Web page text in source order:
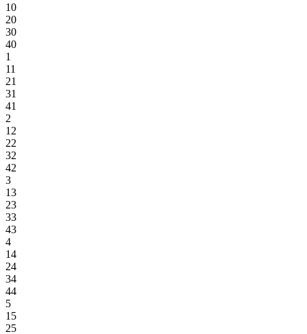
10
20
30
40
1
11
21
31
41
2
12
22
32
42
3
13
23
33
43
4
14
24
34
44
5
15
25